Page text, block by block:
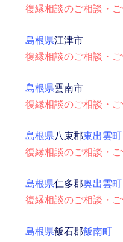
復縁相談のご相談・
島根県江津市
復縁相談のご相談・
島根県雲南市
復縁相談のご相談・
島根県八束郡東出雲町
復縁相談のご相談・
島根県仁多郡奥出雲町
復縁相談のご相談・
島根県飯石郡飯南町